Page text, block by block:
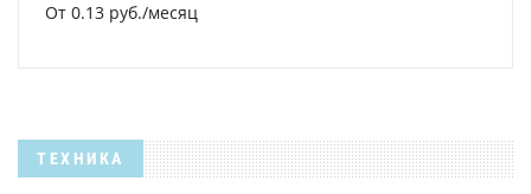
От 0.13 руб./месяц
ТЕХНИКА